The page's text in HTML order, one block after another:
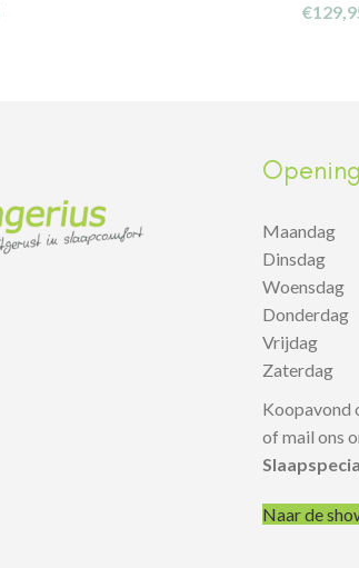
€
Maandag
Dinsdag
Woensdag
Donderdag
Zaterdag
Koopavond
of mail ons
Naar de